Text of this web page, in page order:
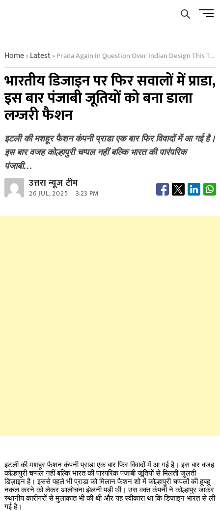
Menu
Home»Latest»Prada Again In Question Over Indian Design This Time It Made Punjabi Juttis A Luxury Fashion
भारतीय डिजाइन पर फिर सवालों में प्राडा,
इस बार पंजाबी जूतियों को बना डाला
लग्जरी फैशन
इटली की मशहूर फैशन कंपनी प्राडा एक बार फिर विवादों में आ गई है।
इस बार वजह कोल्हापुरी चप्पल नहीं बल्कि भारत की पारंपरिक
पंजाबी…
उत्तरा न्यूज टीम
26 JUL, 2025 3:23 PM
इटली की मशहूर फैशन कंपनी प्राडा एक बार फिर विवादों में आ गई है। इस बार वजह
कोल्हापुरी चप्पल नहीं बल्कि भारत की पारंपरिक पंजाबी जूतियों से मिलती जुलती
डिज़ाइन है। इससे पहले भी प्राडा को मिलान फैशन शो में कोल्हापुरी चप्पलों की हूबहू
नकल करने को लेकर आलोचना झेलनी पड़ी थी। उस वक्त कंपनी ने कोल्हापुर जाकर
स्थानीय कारीगरों से मुलाकात भी की थी और यह स्वीकारा था कि डिज़ाइन भारत से ली
गई है।